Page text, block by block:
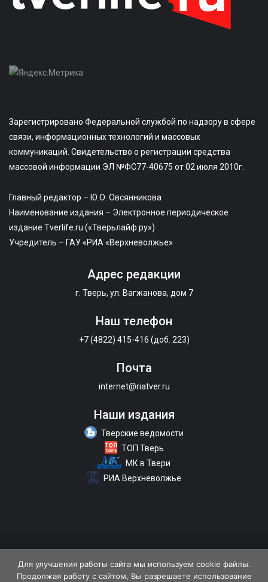
Зарегистрировано Федеральной службой по надзору в сфере
связи, информационных технологий и массовых
коммуникаций. Свидетельство о регистрации средства
массовой информации ЭЛ №ФС77-40675 от 02 июля 2010г.
Главный редактор – Ю.О. Овсянникова
Наименование издания – Электронное периодическое
издание Tverlife.ru («Тверьлайф.ру»)
Учредитель – ГАУ «РИА «Верхневолжье»
Адрес редакции
г. Тверь, ул. Вагжанова, дом 7
Наш телефон
+7 (4822) 415-416 (доб. 223)
Почта
internet@riatver.ru
Наши издания
Тверские ведомости
ТОП Тверь
МК в Твери
РИА Верхневолжье
Политика конфиденциальности
Для улучшения работы сайта мы используем cookie файлы.
Продолжая работу с сайтом, Вы разрешаете использование